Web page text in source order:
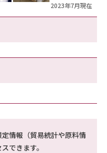
2023年7月現在
情報（貿易統計や原料情
できます。